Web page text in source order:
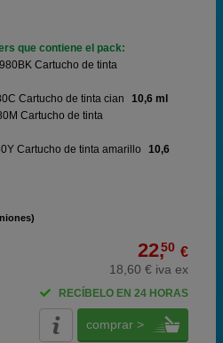
que contiene el pack:
Cartucho de tinta
Cartucho de tinta cian
10,6 ml
Cartucho de tinta
Cartucho de tinta amarillo
10,6
22,50 €
18,60 € iva ex
RECÍBELO EN 24 HORAS
comprar >